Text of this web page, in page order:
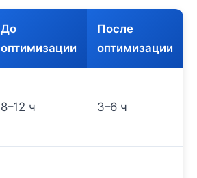
До
оптимизации
После
оптимизации
8–12 ч 3–6 ч